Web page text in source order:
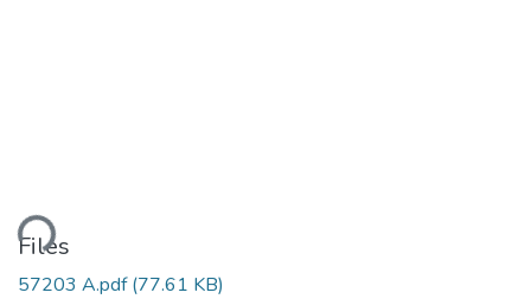
Files
57203 A.pdf(77.61 KB)